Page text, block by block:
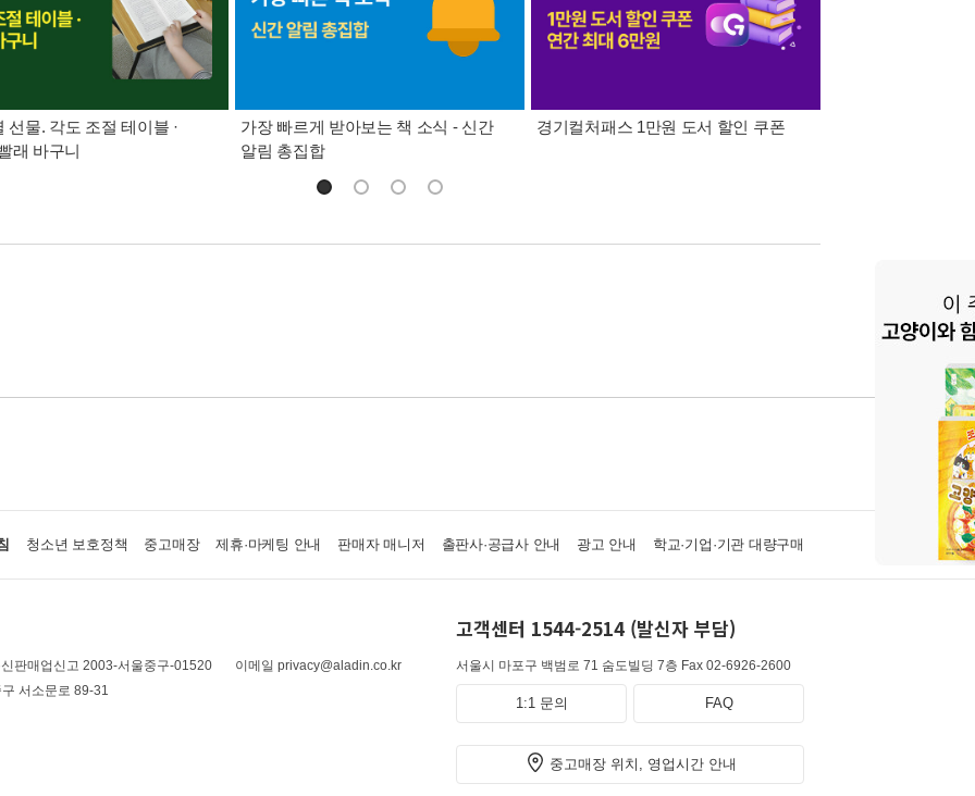
선물. 각도 조절 테이블 ·
래 바구니
가장 빠르게 받아보는 책 소식 - 신간
알림 총집합
경기컬처패스 1만원 도서 할인 쿠폰
청소년 보호정책 중고매장 제휴·마케팅 안내 판매자 매니저 출판사·공급사 안내 광고 안내 학교·기업·기관 대량구매
판매업신고 2003-서울중구-01520
이메일 privacy@aladin.co.kr
서소문로 89-31
고객센터 1544-2514 (발신자 부담)
서울시 마포구 백범로 71 숨도빌딩 7층 Fax 02-6926-2600
1:1 문의 FAQ
중고매장 위치, 영업시간 안내